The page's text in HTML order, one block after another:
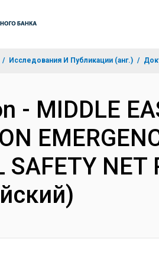
Исследования И Публикации (анг.)
- MIDDLE
SAFETY